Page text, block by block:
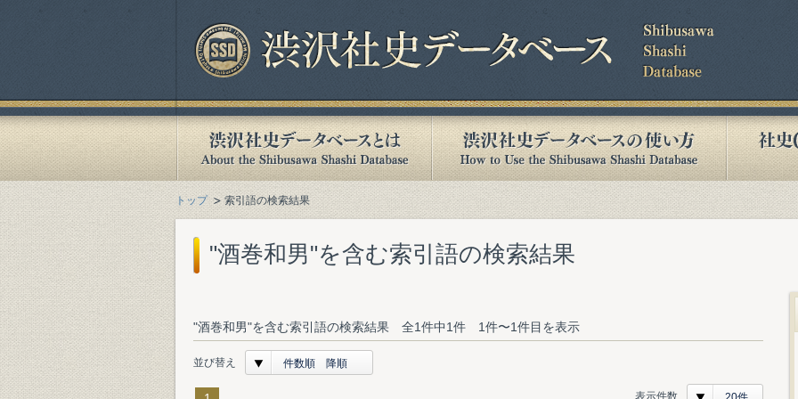
トップ 索引語の検索結果
"酒巻和男"を含む索引語の検索結果
"酒巻和男"を含む索引語の検索結果 全1件中1件 1件〜1件目を表示
並び替え 件数順 降順
表示件数